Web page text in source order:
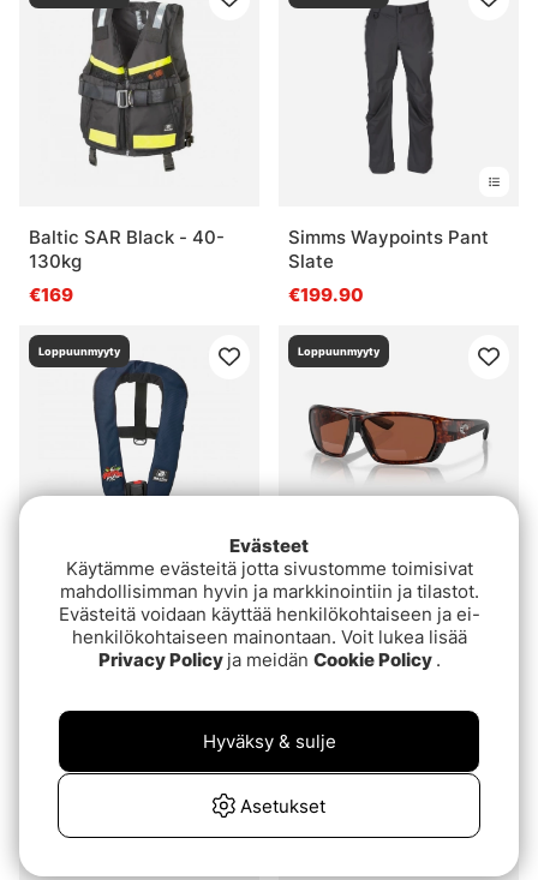
Baltic SAR Black - 40-
130kg
€169
Simms Waypoints Pant
Slate
€199.90
Loppuunmyyty
Baltic winner 150 Auto
Sportfiskeprylar Edition
(Navy)
Loppuunmyyty
Costa Tuna Alley
Readers 10 Tortoise -
Copper 580P
€219
Loppuunmyyty Loppuunmyyty
Evästeet
Käytämme evästeitä jotta sivustomme toimisivat
mahdollisimman hyvin ja markkinointiin ja tilastot.
Evästeitä voidaan käyttää henkilökohtaiseen ja ei-
henkilökohtaiseen mainontaan. Voit lukea lisää
Privacy Policy ja meidän Cookie Policy .
Asetukset
Hyväksy & sulje